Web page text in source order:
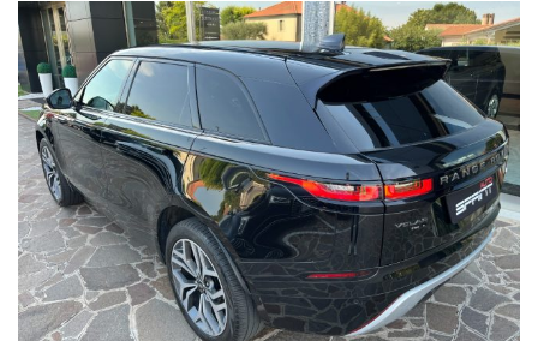
- APP CONNECT,
- ASSISTENTI ALLA GUIDA.
PREZZO ESCLUSO DEL TRASFERIMENTO DI PROPRIETA' A CARICO
DELL'ACQUIRENTE.
ANNUNCIO REALE, VETTURA DISPONIBILE IN SEDE, POTETE VENIRLA A
VEDERE, PROVARE E TOCCARE CON MANO.
PREZZO SENZA SORPRESE, NON LEGATO AD ALCUNA FORMA DI
FINANZIAMENTO O ALLA STIPULA DI UNA ASSICURAZIONE.
SPRINT AUTO
Per tutte le informazioni contattare: